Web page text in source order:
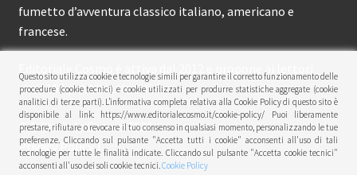
fumetto d’avventura classico italiano, americano e
francese.
Editoriale Cosmo è attiva dal 2012 e propone ai lettori
circa 150 pubblicazioni l’anno.
© Editoriale Cosmo 2026
Privacy Policy
Questo sito utilizza cookie e tecnologie simili per garantire il corretto funzionamento delle
procedure (cookie tecnici) e cookie utilizzati per produrre statistiche aggregate (cookie
analitici di terze parti). L’informativa completa relativa alla Cookie Policy di questo sito è
disponibile al link: https://www.editorialecosmo.it/cookie-policy/ Puoi liberamente
prestare, rifiutare o revocare il tuo consenso in qualsiasi momento, personalizzando le tue
preferenze. Cliccando sul pulsante "Accetta tutti i cookie" acconsenti all'uso di tali
tecnologie per tutte le finalità indicate. Cliccando sul pulsante "Accetta cookie tecnici"
acconsenti all'uso dei soli cookie tecnici.Cookie Policy